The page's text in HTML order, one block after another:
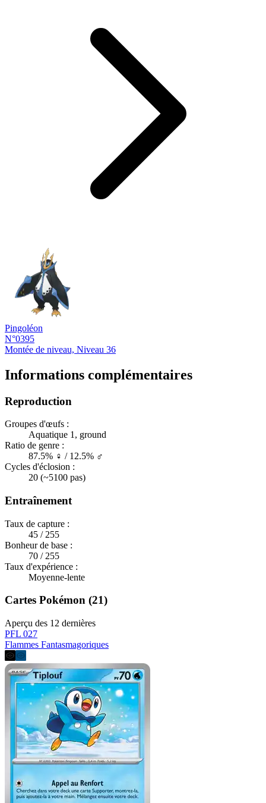
Pingoléon
N°0395
Montée de niveau, Niveau 36
Informations complémentaires
Reproduction
Groupes d'œufs :
Aquatique 1, ground
Ratio de genre :
87.5% ♀ / 12.5% ♂
Cycles d'éclosion :
20 (~5100 pas)
Entraînement
Taux de capture :
45 / 255
Bonheur de base :
70 / 255
Taux d'expérience :
Moyenne-lente
Cartes Pokémon (21)
Aperçu des 12 dernières
PFL 027
Flammes Fantasmagoriques